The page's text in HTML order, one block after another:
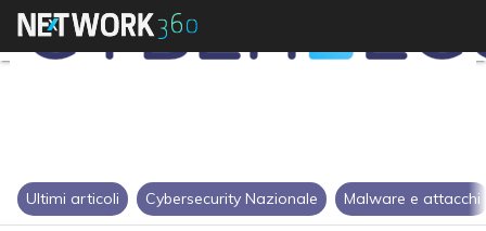
Ultimi articoli Cybersecurity Nazionale Malware e attacchi